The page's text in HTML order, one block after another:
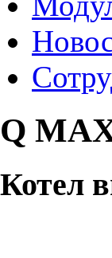
Q
Котел